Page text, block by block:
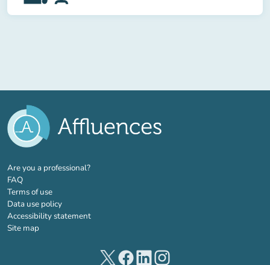
Are you a professional?(new tab)
FAQ
Terms of use
Data use policy
Accessibility statement
Site map
(new tab)(new tab)(new tab)